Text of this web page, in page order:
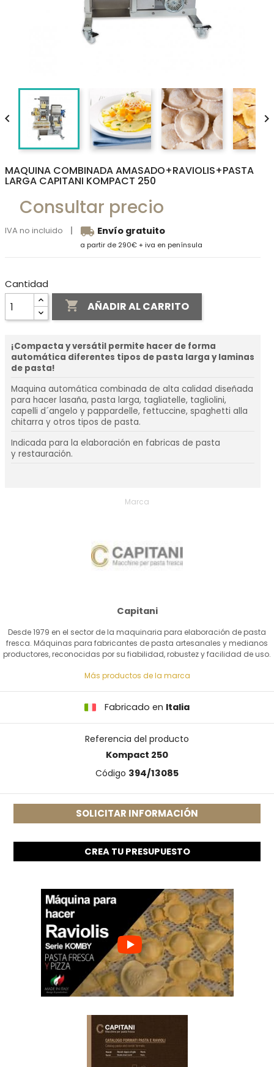
 
MAQUINA COMBINADA AMASADO+RAVIOLIS+PASTA
LARGA CAPITANI KOMPACT 250
Consultar precio
IVA no incluido local_shipping Envío gratuito
a partir de 290€ + iva en península
Cantidad
 AÑADIR AL CARRITO
¡Compacta y versátil permite hacer de forma
automática diferentes tipos de pasta larga y laminas
de pasta!
Maquina automática combinada de alta calidad diseñada
para hacer lasaña, pasta larga, tagliatelle, tagliolini,
capelli d´angelo y pappardelle, fettuccine, spaghetti alla
chitarra y otros tipos de pasta.
Indicada para la elaboración en fabricas de pasta
y restauración.
Marca
Capitani
Desde 1979 en el sector de la maquinaria para elaboración de pasta
fresca. Máquinas para fabricantes de pasta artesanales y medianos
productores, reconocidas por su fiabilidad, robustez y facilidad de uso.
Más productos de la marca
Fabricado en Italia
Referencia del producto
Kompact 250
Código 394/13085
SOLICITAR INFORMACIÓN
CREA TU PRESUPUESTO